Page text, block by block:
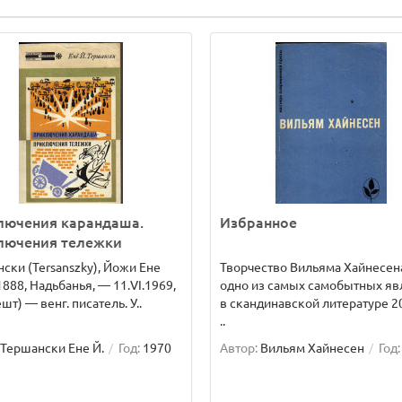
карандаша.
тележки
(Tersanszky), Йожи Ене
Надьбанья, — 11.VI.1969,
— венг. писатель. У..
Тершански Ене Й. Год: 1970
Избранное
Творчество Вильяма
одно из самых самобытных
в скандинавской литературе
..
Автор: Вильям Хайнесен Год: